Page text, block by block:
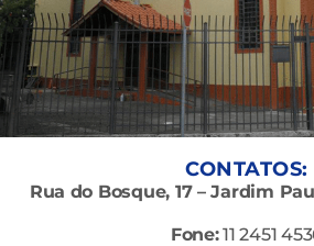
CONTATOS:
Rua do Bosque, 17 – Jardim
Fone:11 2451